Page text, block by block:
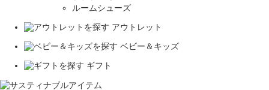
ルームシューズ
アウトレット
ベビー＆キッズ
ギフト